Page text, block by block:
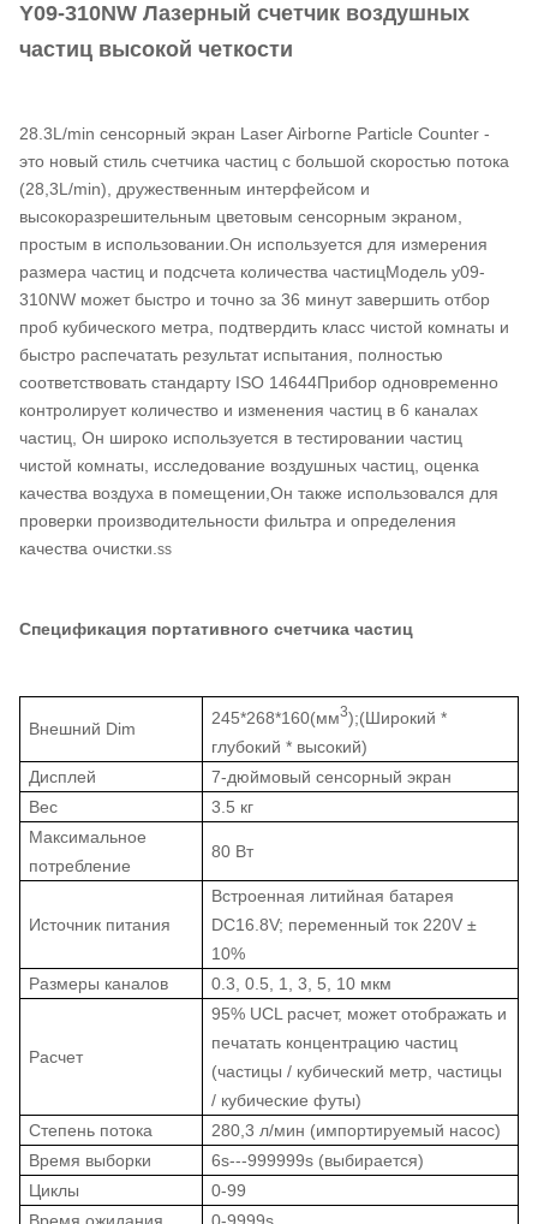
Y09-310NW Лазерный счетчик воздушных
частиц высокой четкости
28.3L/min сенсорный экран Laser Airborne Particle Counter -
это новый стиль счетчика частиц с большой скоростью потока
(28,3L/min), дружественным интерфейсом и
высокоразрешительным цветовым сенсорным экраном,
простым в использовании.Он используется для измерения
размера частиц и подсчета количества частицМодель y09-
310NW может быстро и точно за 36 минут завершить отбор
проб кубического метра, подтвердить класс чистой комнаты и
быстро распечатать результат испытания, полностью
соответствовать стандарту ISO 14644Прибор одновременно
контролирует количество и изменения частиц в 6 каналах
частиц, Он широко используется в тестировании частиц
чистой комнаты, исследование воздушных частиц, оценка
качества воздуха в помещении,Он также использовался для
проверки производительности фильтра и определения
качества очистки.ss
Спецификация портативного счетчика частиц
Внешний Dim
245*268*160(мм3);(Широкий *
глубокий * высокий)
Дисплей
7-дюймовый сенсорный экран
Вес
3.5 кг
Максимальное
потребление
80 Вт
Источник питания
Встроенная литийная батарея
DC16.8V; переменный ток 220V ±
10%
Размеры каналов
0.3, 0.5, 1, 3, 5, 10 мкм
Расчет
95% UCL расчет, может отображать и
печатать концентрацию частиц
(частицы / кубический метр, частицы
/ кубические футы)
Степень потока
280,3 л/мин (импортируемый насос)
Время выборки
6s---999999s (выбирается)
Циклы
0-99